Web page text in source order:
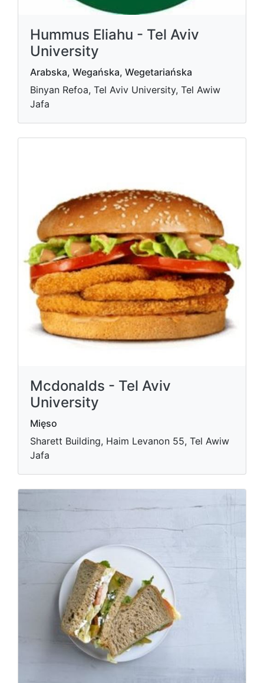
Hummus Eliahu - Tel Aviv
University
Arabska, Wegańska, Wegetariańska
Binyan Refoa, Tel Aviv University, Tel Awiw
Jafa
Mcdonalds - Tel Aviv
University
Mięso
Sharett Building, Haim Levanon 55, Tel Awiw
Jafa